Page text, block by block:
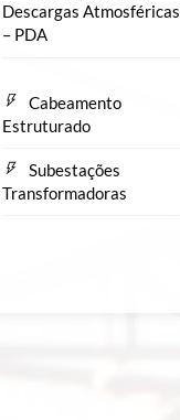
Descargas Atmosféricas
– PDA
Cabeamento
Estruturado
Subestações
Transformadoras